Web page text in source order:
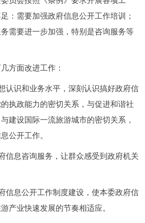
：需要加强政府信息公开工作培训；
需要进一步加强，特别是咨询服务等
面改进工作：
识和业务水平，深刻认识搞好政府信
执政能力的密切关系，与促进和谐社
建设国际一流旅游城市的密切关系，
公开工作。
息咨询服务，让群众感受到政府机关
息公开工作制度建设，使本委政府信
产业快速发展的节奏相适应。